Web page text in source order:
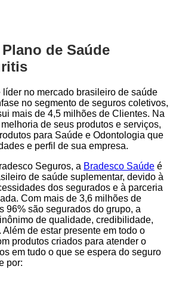
de Saúde
no mercado brasileiro de saúde
no segmento de seguros coletivos,
mais de 4,5 milhões de Clientes. Na
de seus produtos e serviços,
para Saúde e Odontologia que
e perfil de sua empresa.
Seguros, a Bradesco Saúde é
de saúde suplementar, devido à
dos segurados e à parceria
Com mais de 3,6 milhões de
96% são segurados do grupo, a
de qualidade, credibilidade,
de estar presente em todo o
produtos criados para atender o
em tudo o que se espera do seguro
por: